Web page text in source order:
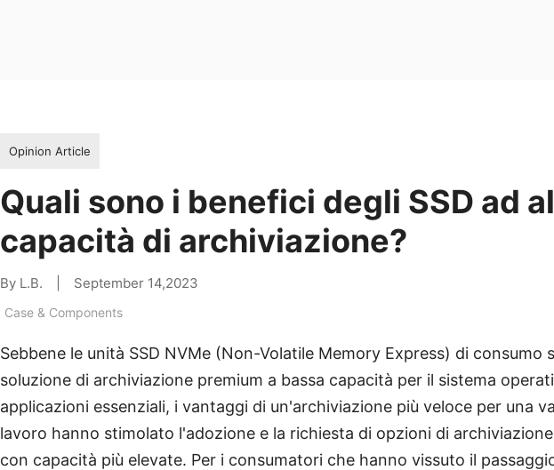
Opinion Article
Quali sono i benefici degli SSD ad
capacità di archiviazione?
By L.B. September 14,2023
Case & Components
Sebbene le unità SSD NVMe (Non-Volatile Memory Express) di consumo
soluzione di archiviazione premium a bassa capacità per il sistema
applicazioni essenziali, i vantaggi di un'archiviazione più veloce per una
lavoro hanno stimolato l'adozione e la richiesta di opzioni di
con capacità più elevate. Per i consumatori che hanno vissuto il